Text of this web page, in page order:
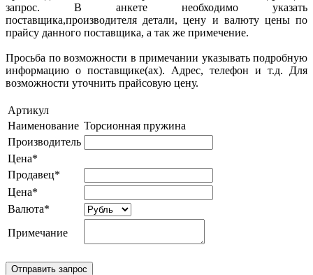
запрос. В анкете необходимо указать
поставщика,производителя детали, цену и валюту цены по
прайсу данного поставщика, а так же примечение.
Просьба по возможности в примечании указывать подробную
информацию о поставщике(ах). Адрес, телефон и т.д. Для
возможности уточнить прайсовую цену.
Артикул
Наименование Торсионная пружина
Производитель
Цена*
Продавец*
Цена*
Валюта*
Примечание